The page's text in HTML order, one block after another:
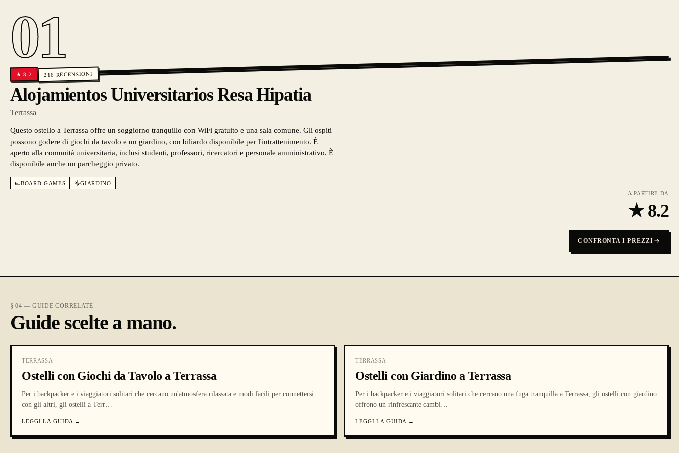
01
★8.2 216 RECENSIONI
Alojamientos Universitarios Resa Hipatia
Terrassa
Questo ostello a Terrassa offre un soggiorno tranquillo con WiFi gratuito e una sala comune. Gli ospiti
possono godere di giochi da tavolo e un giardino, con biliardo disponibile per l'intrattenimento. È
aperto alla comunità universitaria, inclusi studenti, professori, ricercatori e personale amministrativo. È
disponibile anche un parcheggio privato.
BOARD-GAMES
GIARDINO
A PARTIRE DA
★8.2
CONFRONTA I PREZZI
§ 04 — GUIDE CORRELATE
Guide scelte a mano.
TERRASSA
Ostelli con Giochi da Tavolo a Terrassa
Per i backpacker e i viaggiatori solitari che cercano un'atmosfera rilassata e modi facili per connettersi
con gli altri, gli ostelli a Terr…
LEGGI LA GUIDA →
TERRASSA
Ostelli con Giardino a Terrassa
Per i backpacker e i viaggiatori solitari che cercano una fuga tranquilla a Terrassa, gli ostelli con giardino
offrono un rinfrescante cambi…
LEGGI LA GUIDA →